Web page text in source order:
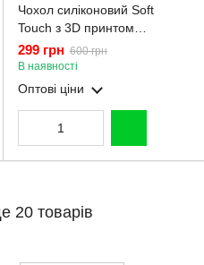
Чохол силіконовий Soft
Touch з 3D принтом
Майнкрафт для Samsung
Galaxy A52 5G (SM-A526)
рожевий (Повний захист
299 грн 600 грн
В наявності
Оптові ціни
20 товарів